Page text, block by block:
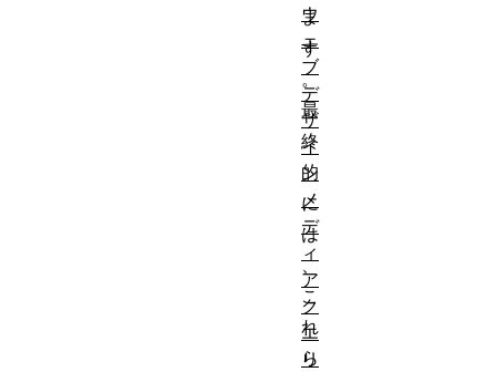
ま
す
。
最
終
的
に
は
、
こ
れ
ら
ウ
ェ
ブ
デ
ザ
イ
ン
メ
デ
ィ
ア
ク
エ
リ